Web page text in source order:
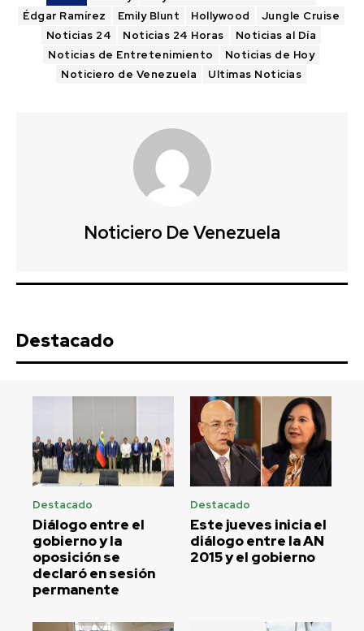
Édgar Ramírez
Emily Blunt Hollywood
Jungle Cruise
Noticias 24
Noticias 24 Horas
Noticias al Día
Noticias de Entretenimiento
Noticias de Hoy
Noticiero de Venezuela
Ultimas Noticias
Noticiero De Venezuela
Destacado
Destacado
Diálogo entre el
gobierno y la
oposición se
declaró en sesión
permanente
Destacado
Este jueves inicia el
diálogo entre la AN
2015 y el gobierno